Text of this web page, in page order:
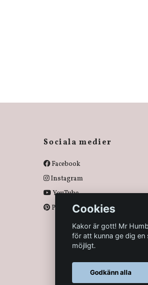
Sociala medier
Facebook
Instagram
YouTube
PinterestCookies
Kakor är gott! Mr
för att kunna ge dig en
möjligt.
Godkänn alla